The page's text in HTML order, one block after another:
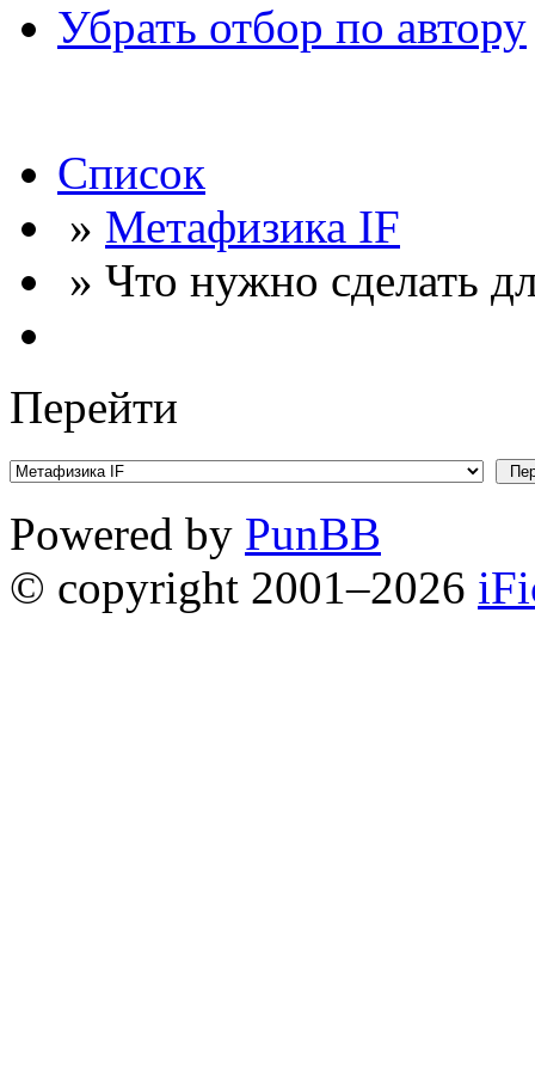
Убрать отбор по автору
Список
» Метафизика IF
» Что нужно сделать
Перейти
Powered by PunBB
© copyright 2001–2026